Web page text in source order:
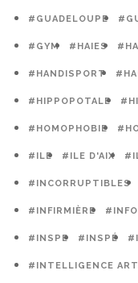
#GUADELOUPE
#GYM #HAIES
#HANDISPORT
#HIPPOPOTALE
#HOMOPHOBIE
#ILE #ILE D'AIX
#INCORRUPTIBLES
#INFIRMIÈRE
#INSPE #INSPÉ
#INTELLIGENCE